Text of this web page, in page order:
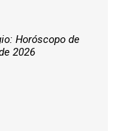
Horóscopo de
2026